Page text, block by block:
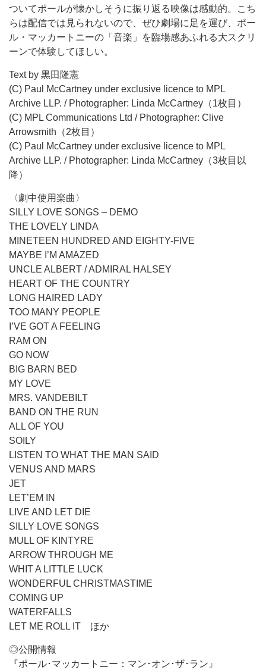
ついてポールが懐かしそうに振り返る映像は感動的。こち
らは配信では見られないので、ぜひ劇場に足を運び、ポー
ル・マッカートニーの「音楽」を臨場感あふれる大スクリ
ーンで体験してほしい。
Text by 黒田隆憲
(C) Paul McCartney under exclusive licence to MPL
Archive LLP. / Photographer: Linda McCartney（1枚目）
(C) MPL Communications Ltd / Photographer: Clive
Arrowsmith（2枚目）
(C) Paul McCartney under exclusive licence to MPL
Archive LLP. / Photographer: Linda McCartney（3枚目以
降）
〈劇中使用楽曲〉
SILLY LOVE SONGS – DEMO
THE LOVELY LINDA
MINETEEN HUNDRED AND EIGHTY-FIVE
MAYBE I’M AMAZED
UNCLE ALBERT / ADMIRAL HALSEY
HEART OF THE COUNTRY
LONG HAIRED LADY
TOO MANY PEOPLE
I’VE GOT A FEELING
RAM ON
GO NOW
BIG BARN BED
MY LOVE
MRS. VANDEBILT
BAND ON THE RUN
ALL OF YOU
SOILY
LISTEN TO WHAT THE MAN SAID
VENUS AND MARS
JET
LET’EM IN
LIVE AND LET DIE
SILLY LOVE SONGS
MULL OF KINTYRE
ARROW THROUGH ME
WHIT A LITTLE LUCK
WONDERFUL CHRISTMASTIME
COMING UP
WATERFALLS
LET ME ROLL IT ほか
◎公開情報
『ポール･マッカートニー：マン･オン･ザ･ラン』